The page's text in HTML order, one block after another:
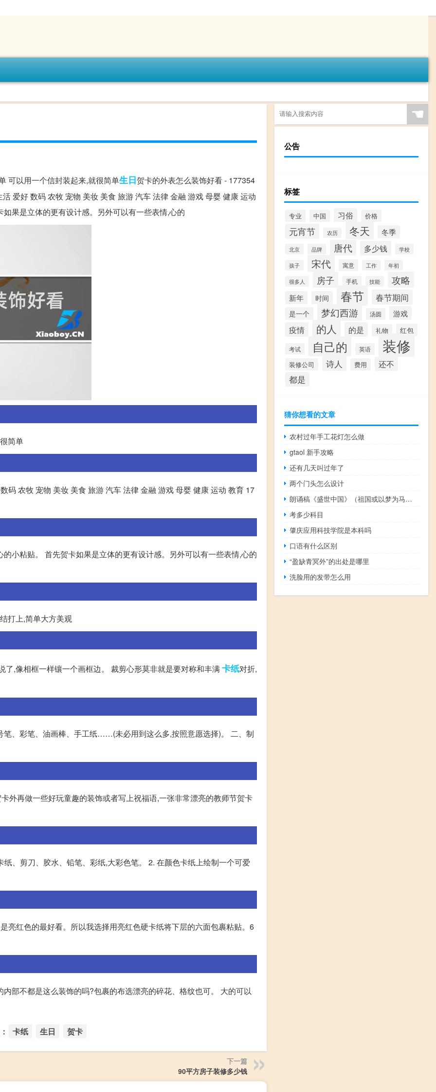
可以用一个信封装起来,就很简单生日贺卡的外表怎么装饰好看 - 177354
爱好 数码 农牧 宠物 美妆 美食 旅游 汽车 法律 金融 游戏 母婴 健康 运动
果是立体的更有设计感。另外可以有一些表情,心的
简单
码 农牧 宠物 美妆 美食 旅游 汽车 法律 金融 游戏 母婴 健康 运动 教育 17
小粘贴。 首先贺卡如果是立体的更有设计感。另外可以有一些表情,心的
打上,简单大方美观
,像相框一样镶一个画框边。 裁剪心形莫非就是要对称和丰满卡纸对折,
、彩笔、油画棒、手工纸……(未必用到这么多,按照意愿选择)。 二、制
外再做一些好玩童趣的装饰或者写上祝福语,一张非常漂亮的教师节贺卡
、剪刀、胶水、铅笔、彩纸,大彩色笔。 2. 在颜色卡纸上绘制一个可爱
亮红色的最好看。所以我选择用亮红色硬卡纸将下层的六面包裹粘贴。6
部不都是这么装饰的吗?包裹的布选漂亮的碎花、格纹也可。 大的可以
卡纸 生日 贺卡
下一篇
90平方房子装修多少钱
☚
公告
标签
专业 中国 习俗 价格
元宵节 农历 冬天 冬季
北京 品牌 唐代 多少钱 学校
孩子 宋代 寓意 工作 年初
很多人 房子 手机 技能 攻略
新年 时间 春节 春节期间
是一个 梦幻西游 汤圆 游戏
疫情 的人 的是 礼物 红包
考试 自己的 英语 装修
装修公司 诗人 费用 还不
都是
猜你想看的文章
农村过年手工花灯怎么做
gtaol 新手攻略
还有几天叫过年了
两个门头怎么设计
朗诵稿《盛世中国》（祖国或以梦为马朗诵稿）
考多少科目
肇庆应用科技学院是本科吗
口语有什么区别
“盈缺青冥外”的出处是哪里
洗脸用的发带怎么用